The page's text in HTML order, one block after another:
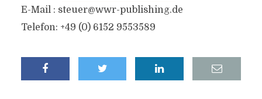
E-Mail : steuer@wwr-publishing.de
Telefon: +49 (0) 6152 9553589